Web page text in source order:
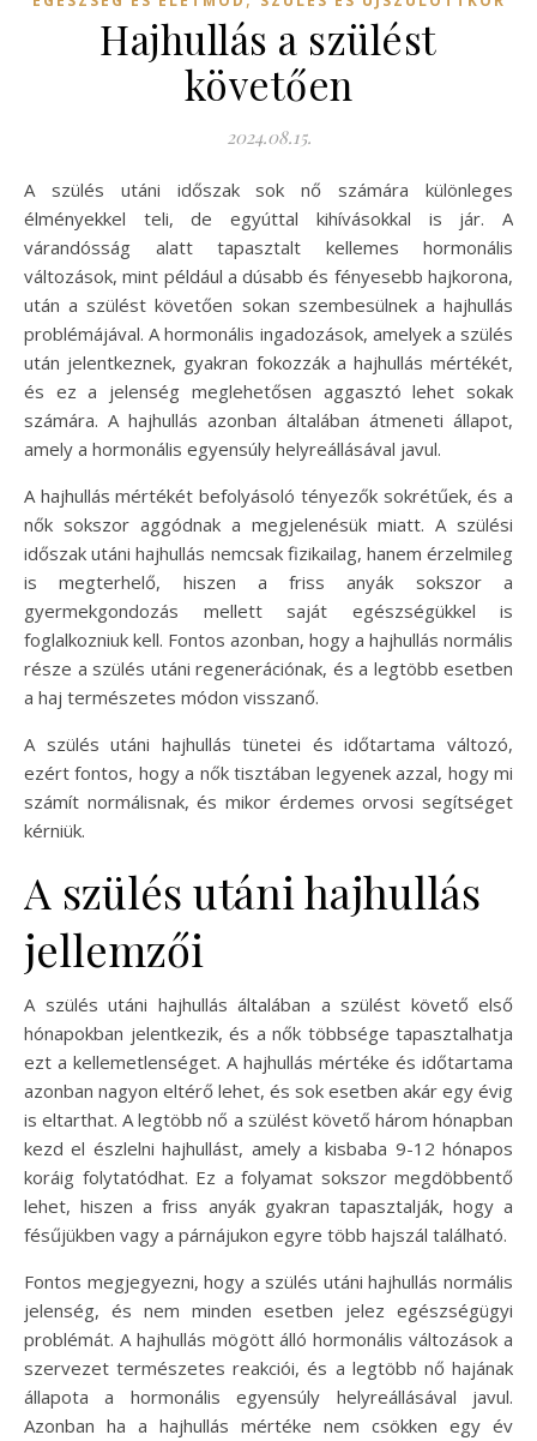
Hajhullás a szülést
követően
2024.08.15.
A szülés utáni időszak sok nő számára különleges
élményekkel teli, de egyúttal kihívásokkal is jár. A
várandósság alatt tapasztalt kellemes hormonális
változások, mint például a dúsabb és fényesebb hajkorona,
után a szülést követően sokan szembesülnek a hajhullás
problémájával. A hormonális ingadozások, amelyek a szülés
után jelentkeznek, gyakran fokozzák a hajhullás mértékét,
és ez a jelenség meglehetősen aggasztó lehet sokak
számára. A hajhullás azonban általában átmeneti állapot,
amely a hormonális egyensúly helyreállásával javul.
A hajhullás mértékét befolyásoló tényezők sokrétűek, és a
nők sokszor aggódnak a megjelenésük miatt. A szülési
időszak utáni hajhullás nemcsak fizikailag, hanem érzelmileg
is megterhelő, hiszen a friss anyák sokszor a
gyermekgondozás mellett saját egészségükkel is
foglalkozniuk kell. Fontos azonban, hogy a hajhullás normális
része a szülés utáni regenerációnak, és a legtöbb esetben
a haj természetes módon visszanő.
A szülés utáni hajhullás tünetei és időtartama változó,
ezért fontos, hogy a nők tisztában legyenek azzal, hogy mi
számít normálisnak, és mikor érdemes orvosi segítséget
kérniük.
A szülés utáni hajhullás
jellemzői
A szülés utáni hajhullás általában a szülést követő első
hónapokban jelentkezik, és a nők többsége tapasztalhatja
ezt a kellemetlenséget. A hajhullás mértéke és időtartama
azonban nagyon eltérő lehet, és sok esetben akár egy évig
is eltarthat. A legtöbb nő a szülést követő három hónapban
kezd el észlelni hajhullást, amely a kisbaba 9-12 hónapos
koráig folytatódhat. Ez a folyamat sokszor megdöbbentő
lehet, hiszen a friss anyák gyakran tapasztalják, hogy a
fésűjükben vagy a párnájukon egyre több hajszál található.
Fontos megjegyezni, hogy a szülés utáni hajhullás normális
jelenség, és nem minden esetben jelez egészségügyi
problémát. A hajhullás mögött álló hormonális változások a
szervezet természetes reakciói, és a legtöbb nő hajának
állapota a hormonális egyensúly helyreállásával javul.
Azonban ha a hajhullás mértéke nem csökken egy év